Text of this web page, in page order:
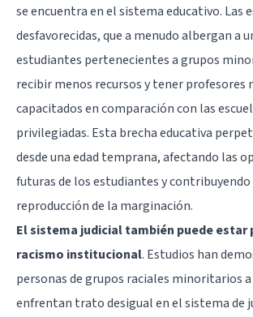
se encuentra en el sistema educativo. Las
desfavorecidas, que a menudo albergan a
estudiantes pertenecientes a grupos
recibir menos recursos y tener profesores
capacitados en comparación con las
privilegiadas. Esta brecha educativa
desde una edad temprana, afectando las
futuras de los estudiantes y contribuyendo
reproducción de la marginación.
El sistema judicial también puede estar
racismo institucional. Estudios han
personas de grupos raciales minoritarios
enfrentan trato desigual en el sistema de